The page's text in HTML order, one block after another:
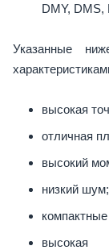
DMY, DMS,
Указанные
высокая
отличная
высокий
низкий шум;